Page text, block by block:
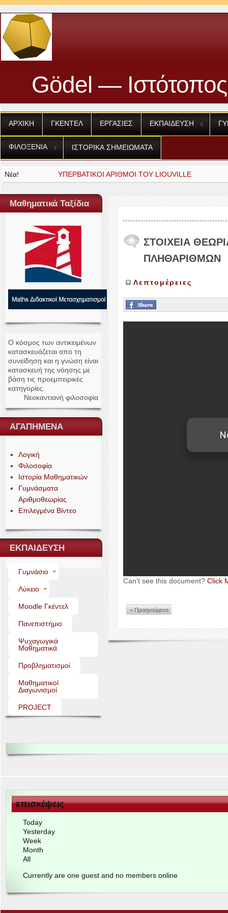
Gödel —
ΑΡΧΙΚΗ ΓΚΕΝΤΕΛ ΕΡΓΑΣΙΕΣ ΕΚΠΑΙΔΕΥΣΗ
ΦΙΛΟΞΕΝΙΑ ΙΣΤΟΡΙΚΑ ΣΗΜΕΙΩΜΑΤΑ
Νέα! ΥΠΕΡΒΑΤΙΚΟΙ ΑΡΙΘΜΟΙ ΤΟΥ LIOU­VILLE
ΗΠΕΡΙΟΔΟΣ ΤΟΥ
Μαθηματικά Ταξίδια
Ο κόσμος των αντικειμένων
κατασκευάζεται απο τη
συνείδηση και η γνώση είναι
κατασκευή της νόησης με
βάση τις προεμπειρικές
κατηγορίες.
Νεοκαντιανή φιλοσοφία
ΑΓΑΠΗΜΕΝΑ
Λογική
Φιλοσοφία
Ιστορία Μαθηματικών
Γυμνάσματα
Αριθμοθεωρίας
Επιλεγμένα Βίντεο
ΕΚΠΑΙΔΕΥΣΗ
Γυμνάσιο
Λύκειο
Moo­dle Γκέντελ
Πανεπιστήμιο
Ψυχαγωγικά
Μαθηματικά
Προβληματισμοί
Μαθηματικοί
Διαγωνισμοί
PROJECT
ΣΤΟΙΧΕΙΑ
ΠΛΗΘΑΡΙΘΜΩΝ
Λεπτομέρειες
Can’t see this doc­u­ment? Click
< Προηγούμενο
επισκέψεις
Today
Yes­ter­day
Week
Month
All
Cur­rently are one guest and no mem­bers online